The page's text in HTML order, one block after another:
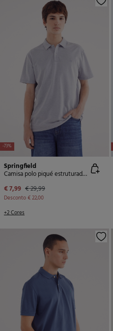
-73%
Springfield
Camisa polo piqué estruturada bicolor de corte regular fit
€ 7,99 € 29,99
Desconto€ 22,00
+2 Cores